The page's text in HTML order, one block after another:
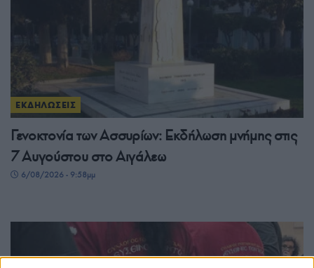
ΕΚΔΗΛΩΣΕΙΣ
Γενοκτονία των Ασσυρίων: Εκδήλωση μνήμης στις
7 Αυγούστου στο Αιγάλεω
6/08/2026 - 9:58μμ